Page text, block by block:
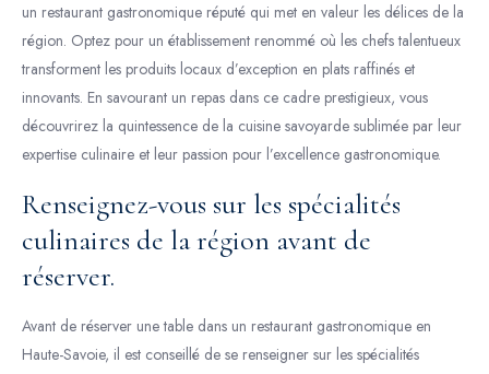
un restaurant gastronomique réputé qui met en valeur les délices de la
région. Optez pour un établissement renommé où les chefs talentueux
transforment les produits locaux d’exception en plats raffinés et
innovants. En savourant un repas dans ce cadre prestigieux, vous
découvrirez la quintessence de la cuisine savoyarde sublimée par leur
expertise culinaire et leur passion pour l’excellence gastronomique.
Renseignez-vous sur les spécialités
culinaires de la région avant de
réserver.
Avant de réserver une table dans un restaurant gastronomique en
Haute-Savoie, il est conseillé de se renseigner sur les spécialités